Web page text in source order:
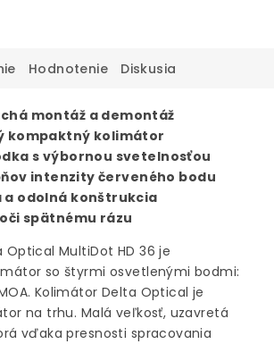
Hodnotenie Diskusia
montáž a demontáž
kompaktný kolimátor
s výbornou svetelnosťou
intenzity červeného bodu
a odolná konštrukcia
spätnému rázu
MultiDot HD 36 je
so štyrmi osvetlenými bodmi:
Kolimátor Delta Optical je
na trhu. Malá veľkosť, uzavretá
vďaka presnosti spracovania